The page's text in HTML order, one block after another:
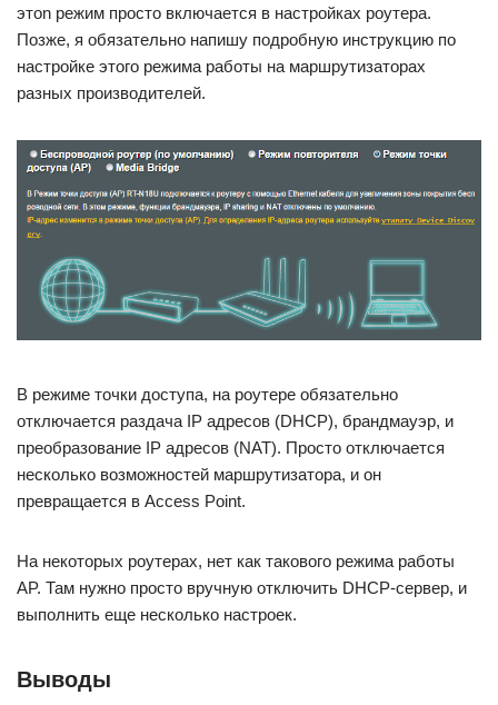
этоn режим просто включается в настройках роутера.
Позже, я обязательно напишу подробную инструкцию по
настройке этого режима работы на маршрутизаторах
разных производителей.
В режиме точки доступа, на роутере обязательно
отключается раздача IP адресов (DHСP), брандмауэр, и
преобразование IP адресов (NAT). Просто отключается
несколько возможностей маршрутизатора, и он
превращается в Access Point.
На некоторых роутерах, нет как такового режима работы
AP. Там нужно просто вручную отключить DHСP-сервер, и
выполнить еще несколько настроек.
Выводы